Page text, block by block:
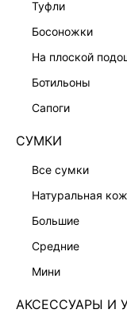
туфли
босоножки
на плоской
ботильоны
сапоги
СУМКИ
все сумки
натуральная
большие
средние
мини
АКСЕССУАРЫ И
ПЛАТЬЕ ИЗ 100% ЛЬНА
10 999 ₽-55%4 999 ₽